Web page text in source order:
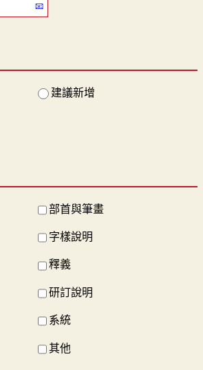
建議新增
部首與筆畫
字樣說明
釋義
研訂說明
系統
其他